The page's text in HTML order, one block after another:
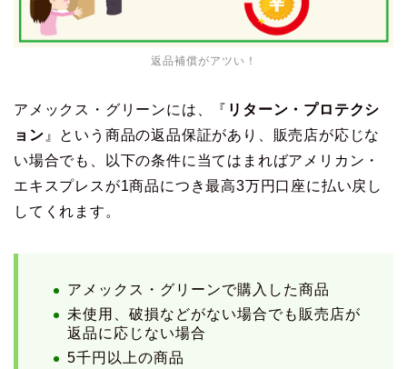
返品補償がアツい！
アメックス・グリーンには、『 リターン・プロテクシ
ョン 』という商品の返品保証があり、販売店が応じな
い場合でも、以下の条件に当てはまればアメリカン・
エキスプレスが1商品につき最高3万円口座に払い戻し
してくれます。
アメックス・グリーンで購入した商品
未使用、破損などがない場合でも販売店が
返品に応じない場合
5千円以上の商品